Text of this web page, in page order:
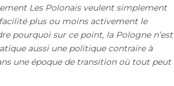
Les Polonais veulent simplement
plus ou moins activement le
pourquoi sur ce point, la Pologne n’est
aussi une politique contraire à
une époque de transition où tout peut